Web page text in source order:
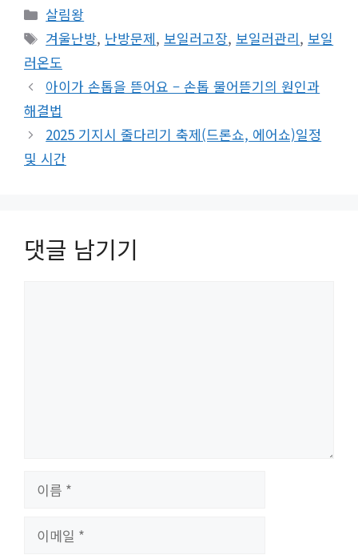
카
테
고
리
살림왕
태
그
겨울난방, 난방문제,보일러고장,보일러관리,보일
러온도
아이가 손톱을 뜯어요 – 손톱 물어뜯기의 원인과
해결법
2025 기지시 줄다리기 축제(드론쇼, 에어쇼)일정
및 시간
댓글 남기기